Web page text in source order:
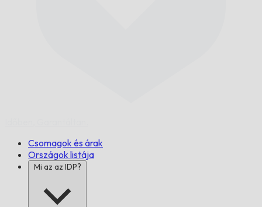
Csomagok és árak
Országok listája
Mi az az IDP?